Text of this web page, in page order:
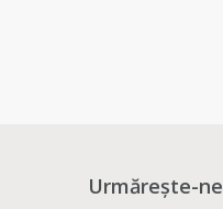
Urmărește-